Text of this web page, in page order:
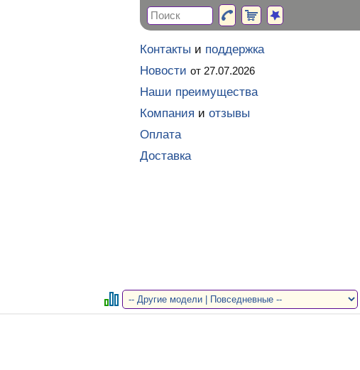
Контакты и поддержка
Новости от 27.07.2026
Наши преимущества
Компания и отзывы
Оплата
Доставка